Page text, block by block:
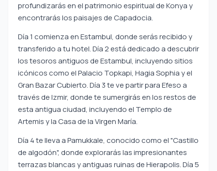
profundizarás en el patrimonio espiritual de Konya y
encontrarás los paisajes de Capadocia.
Día 1 comienza en Estambul, donde serás recibido y
transferido a tu hotel. Día 2 está dedicado a descubrir
los tesoros antiguos de Estambul, incluyendo sitios
icónicos como el Palacio Topkapi, Hagia Sophia y el
Gran Bazar Cubierto. Día 3 te ve partir para Efeso a
través de Izmir, donde te sumergirás en los restos de
esta antigua ciudad, incluyendo el Templo de
Artemis y la Casa de la Virgen María.
Día 4 te lleva a Pamukkale, conocido como el "Castillo
de algodón", donde explorarás las impresionantes
terrazas blancas y antiguas ruinas de Hierapolis. Día 5